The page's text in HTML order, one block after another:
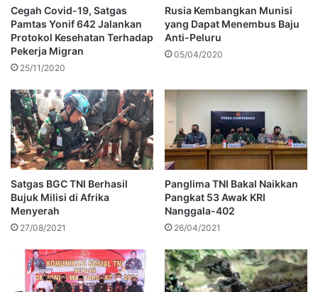
Cegah Covid-19, Satgas
Pamtas Yonif 642 Jalankan
Protokol Kesehatan Terhadap
Pekerja Migran
25/11/2020
Rusia Kembangkan Munisi
yang Dapat Menembus Baju
Anti-Peluru
05/04/2020
Satgas BGC TNI Berhasil
Bujuk Milisi di Afrika
Menyerah
27/08/2021
Panglima TNI Bakal Naikkan
Pangkat 53 Awak KRI
Nanggala-402
26/04/2021